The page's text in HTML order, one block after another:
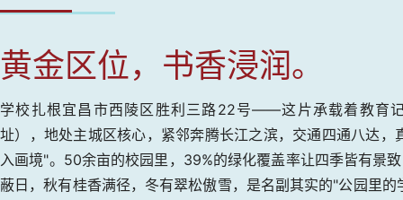
黄金区位，书香浸润。
学校扎根宜昌市西陵区胜利三路22号——这片承载着教育
址），地处主城区核心，紧邻奔腾长江之滨，交通四通八达，
入画境"。50余亩的校园里，39%的绿化覆盖率让四季皆有景
蔽日，秋有桂香满径，冬有翠松傲雪，是名副其实的"公园里